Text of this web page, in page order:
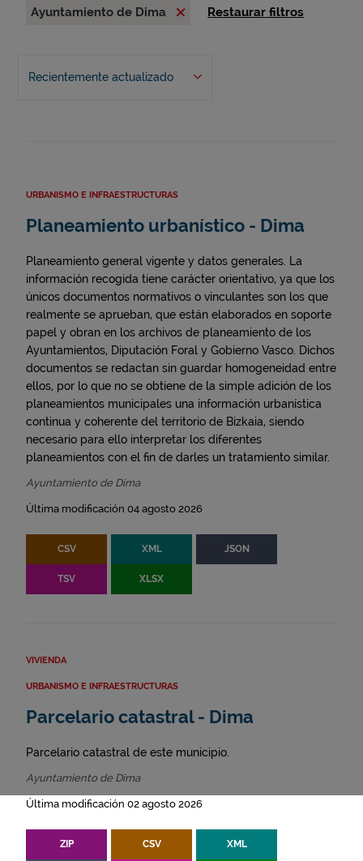
Ayuntamiento de Dima Restaurar filtros
Recientemente actualizado
URBANISMO E INFRAESTRUCTURAS
Planeamiento urbanístico - Dima
Planeamiento general vigente y datos generales. La
información recogida tiene carácter orientativo, ya que los
únicos documentos normativos o vinculantes son los que
realmente se aprueban, que están elaborados en soporte
papel y obran en los archivos de planeamiento de los
Ayuntamientos, Diputación Foral y Gobierno Vasco. Dichos
documentos se redactan sin guardar homogeneidad entre
ellos, por lo que no se obtiene de la simple adición de los
planeamientos municipales una información urbanística
continua y coherente del territorio de Bizkaia, siendo
necesario para ello interpretar los diferentes
planeamientos con el fin de darles un tratamiento similar.
Ayuntamiento de Dima
Última modificación 04 agosto 2026
CSV XML JSON
TSV XLSX
VIVIENDA
URBANISMO E INFRAESTRUCTURAS
Parcelario catastral - Dima
Parcelario catastral de este municipio.
Ayuntamiento de Dima
Última modificación 02 agosto 2026
ZIP CSV XML